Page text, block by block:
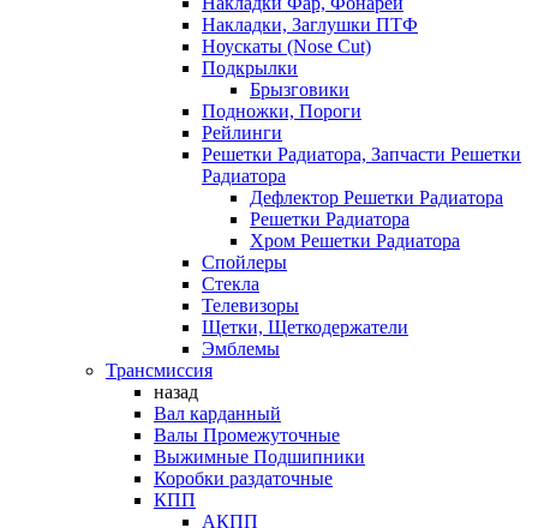
Накладки, Заглушки ПТФ
Ноускаты (Nose Cut)
Подкрылки
Брызговики
Подножки, Пороги
Рейлинги
Решетки Радиатора, Запчасти Решетки
Радиатора
Дефлектор Решетки Радиатора
Решетки Радиатора
Хром Решетки Радиатора
Спойлеры
Стекла
Телевизоры
Щетки, Щеткодержатели
Эмблемы
Трансмиссия
назад
Вал карданный
Валы Промежуточные
Выжимные Подшипники
Коробки раздаточные
КПП
АКПП